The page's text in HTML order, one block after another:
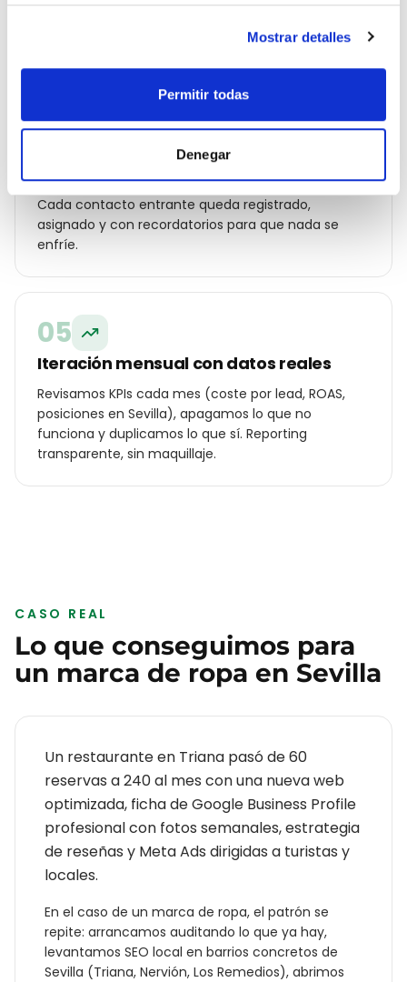
Mostrar detalles
Permitir todas
Denegar
04
leads
Conectamos WhatsApp, formularios web y
llamadas a un CRM con seguimiento automatizado.
Cada contacto entrante queda registrado,
asignado y con recordatorios para que nada se
enfríe.
05
Iteración mensual con datos reales
Revisamos KPIs cada mes (coste por lead, ROAS,
posiciones en Sevilla), apagamos lo que no
funciona y duplicamos lo que sí. Reporting
transparente, sin maquillaje.
CASO REAL
Lo que conseguimos para
un marca de ropa en Sevilla
Un restaurante en Triana pasó de 60
reservas a 240 al mes con una nueva web
optimizada, ficha de Google Business Profile
profesional con fotos semanales, estrategia
de reseñas y Meta Ads dirigidas a turistas y
locales.
En el caso de un marca de ropa, el patrón se
repite: arrancamos auditando lo que ya hay,
levantamos SEO local en barrios concretos de
Sevilla (Triana, Nervión, Los Remedios), abrimos